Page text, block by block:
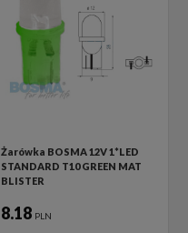
Żarówka BOSMA 12V 1*LED
STANDARD T10 GREEN MAT
BLISTER
8.18 PLN